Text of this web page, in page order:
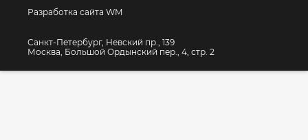
Разработка сайта WM
Санкт-Петербург, Невский пр., 139
Москва, Большой Ордынский пер., 4, стр. 2